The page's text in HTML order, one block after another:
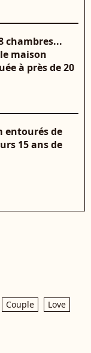
chambres...
maison
à près de 20
entourés de
15 ans de
Couple
Love